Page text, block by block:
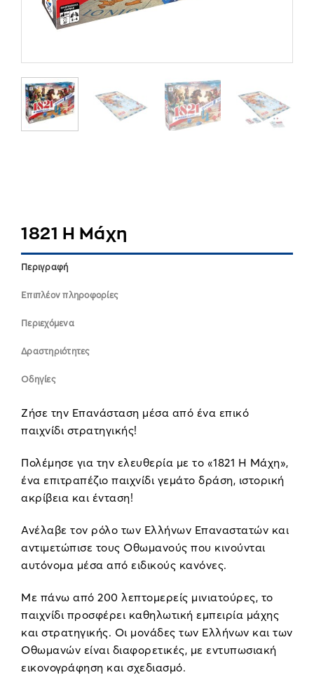
1821 Η Μάχη
Περιγραφή
Επιπλέον πληροφορίες
Περιεχόμενα
Δραστηριότητες
Οδηγίες
Ζήσε την Επανάσταση μέσα από ένα επικό
παιχνίδι στρατηγικής!
Πολέμησε για την ελευθερία με το «1821 Η Μάχη»,
ένα επιτραπέζιο παιχνίδι γεμάτο δράση, ιστορική
ακρίβεια και ένταση!
Ανέλαβε τον ρόλο των Ελλήνων Επαναστατών και
αντιμετώπισε τους Οθωμανούς που κινούνται
αυτόνομα μέσα από ειδικούς κανόνες.
Με πάνω από 200 λεπτομερείς μινιατούρες, το
παιχνίδι προσφέρει καθηλωτική εμπειρία μάχης
και στρατηγικής. Οι μονάδες των Ελλήνων και των
Οθωμανών είναι διαφορετικές, με εντυπωσιακή
εικονογράφηση και σχεδιασμό.